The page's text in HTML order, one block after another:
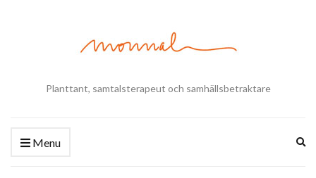
Planttant, samtalsterapeut och samhällsbetraktare
Menu